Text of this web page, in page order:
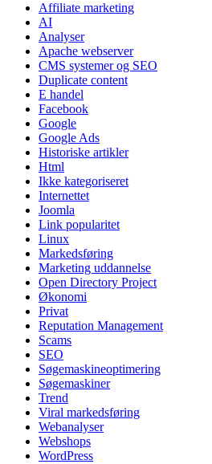
Affiliate marketing
AI
Analyser
Apache webserver
CMS systemer og SEO
Duplicate content
E handel
Facebook
Google
Google Ads
Historiske artikler
Html
Ikke kategoriseret
Internettet
Joomla
Link popularitet
Linux
Markedsføring
Marketing uddannelse
Open Directory Project
Økonomi
Privat
Reputation Management
Scams
SEO
Søgemaskineoptimering
Søgemaskiner
Trend
Viral markedsføring
Webanalyser
Webshops
WordPress